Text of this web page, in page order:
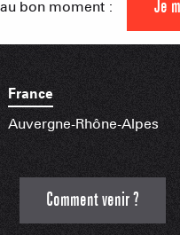
bon moment : Je
France
Auvergne-Rhône-Alpes
Comment venir ?